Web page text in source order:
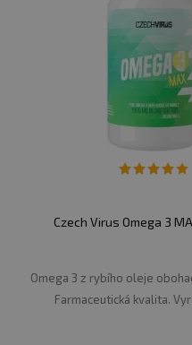
Czech Virus Omega 3
Omega 3 z rybího oleje
Farmaceutická kvalita.